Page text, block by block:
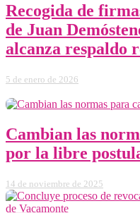
Recogida de
de Juan
alcanza respaldo
5 de enero de 2026
Cambian las
por la libre
14 de noviembre de 2025